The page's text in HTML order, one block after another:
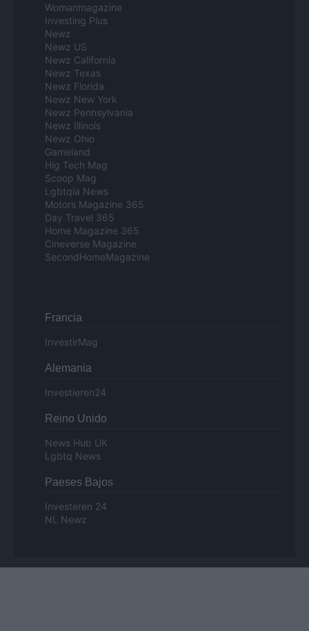
Womanmagazine
Investing Plus
Newz
Newz US
Newz California
Newz Texas
Newz Florida
Newz New York
Newz Pennsylvania
Newz Illinois
Newz Ohio
Gameland
Hig Tech Mag
Scoop Mag
Lgbtqia News
Motors Magazine 365
Day Travel 365
Home Magazine 365
Cineverse Magazine
SecondHomeMagazine
Francia
InvestirMag
Alemania
Investieren24
Reino Unido
News Hub UK
Lgbtq News
Paeses Bajos
Investeren 24
NL Newz